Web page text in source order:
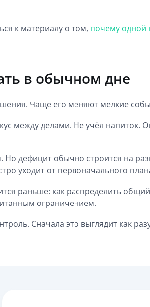
к материалу о том, почему одной
в обычном дне
Чаще его меняют мелкие
между делами. Не учёл напиток.
дефицит обычно строится на
уходит от первоначального
раньше: как распределить
ограничением.
Сначала это выглядит как